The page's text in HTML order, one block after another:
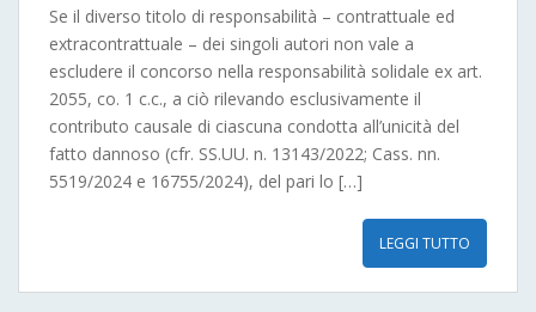
Se il diverso titolo di responsabilità – contrattuale ed
extracontrattuale – dei singoli autori non vale a
escludere il concorso nella responsabilità solidale ex art.
2055, co. 1 c.c., a ciò rilevando esclusivamente il
contributo causale di ciascuna condotta all’unicità del
fatto dannoso (cfr. SS.UU. n. 13143/2022; Cass. nn.
5519/2024 e 16755/2024), del pari lo […]
LEGGI TUTTO